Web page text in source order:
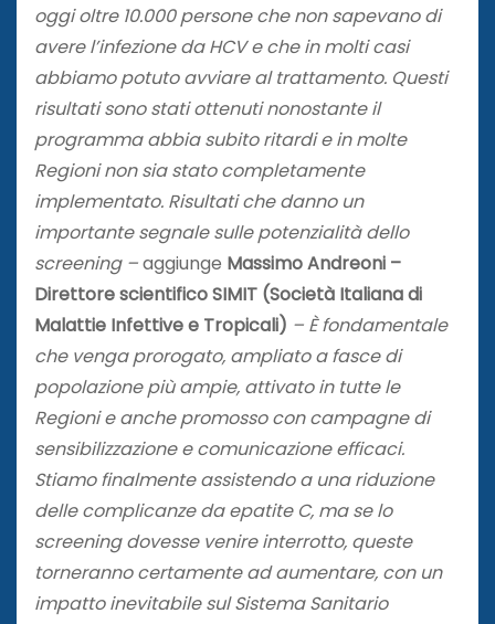
oggi oltre 10.000 persone che non sapevano di
avere l’infezione da HCV e che in molti casi
abbiamo potuto avviare al trattamento. Questi
risultati sono stati ottenuti nonostante il
programma abbia subito ritardi e in molte
Regioni non sia stato completamente
implementato. Risultati che danno un
importante segnale sulle potenzialità dello
screening –aggiunge Massimo Andreoni –
Direttore scientifico SIMIT (Società Italiana di
Malattie Infettive e Tropicali) – È fondamentale
che venga prorogato, ampliato a fasce di
popolazione più ampie, attivato in tutte le
Regioni e anche promosso con campagne di
sensibilizzazione e comunicazione efficaci.
Stiamo finalmente assistendo a una riduzione
delle complicanze da epatite C, ma se lo
screening dovesse venire interrotto, queste
torneranno certamente ad aumentare, con un
impatto inevitabile sul Sistema Sanitario